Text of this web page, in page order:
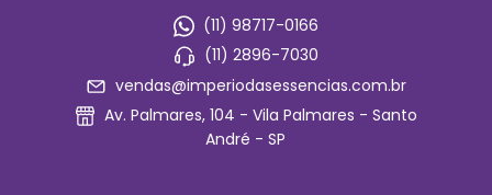
(11) 98717-0166
(11) 2896-7030
vendas@imperiodasessencias.com.br
Av. Palmares, 104 - Vila Palmares - Santo
André - SP